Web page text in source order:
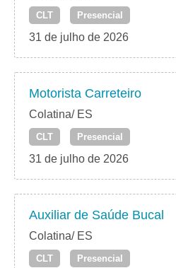
CLT Presencial
31 de julho de 2026
Motorista Carreteiro
Colatina/ ES
CLT Presencial
31 de julho de 2026
Auxiliar de Saúde Bucal
Colatina/ ES
CLT Presencial